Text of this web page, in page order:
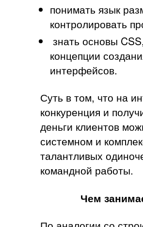
понимать язык
контролировать
знать основы
концепции
интерфейсов.
Суть в том, что на
конкуренция и
деньги клиентов
системном и
талантливых
командной работы.
Чем